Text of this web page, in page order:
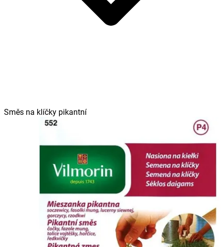
Směs na klíčky pikantní